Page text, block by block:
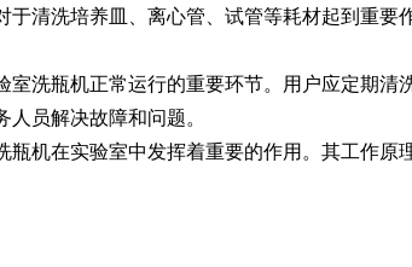
于清洗培养皿、离心管、试管等耗材起到重
瓶机正常运行的重要环节。用户应定期清
人员解决故障和问题。
在实验室中发挥着重要的作用。其工作原